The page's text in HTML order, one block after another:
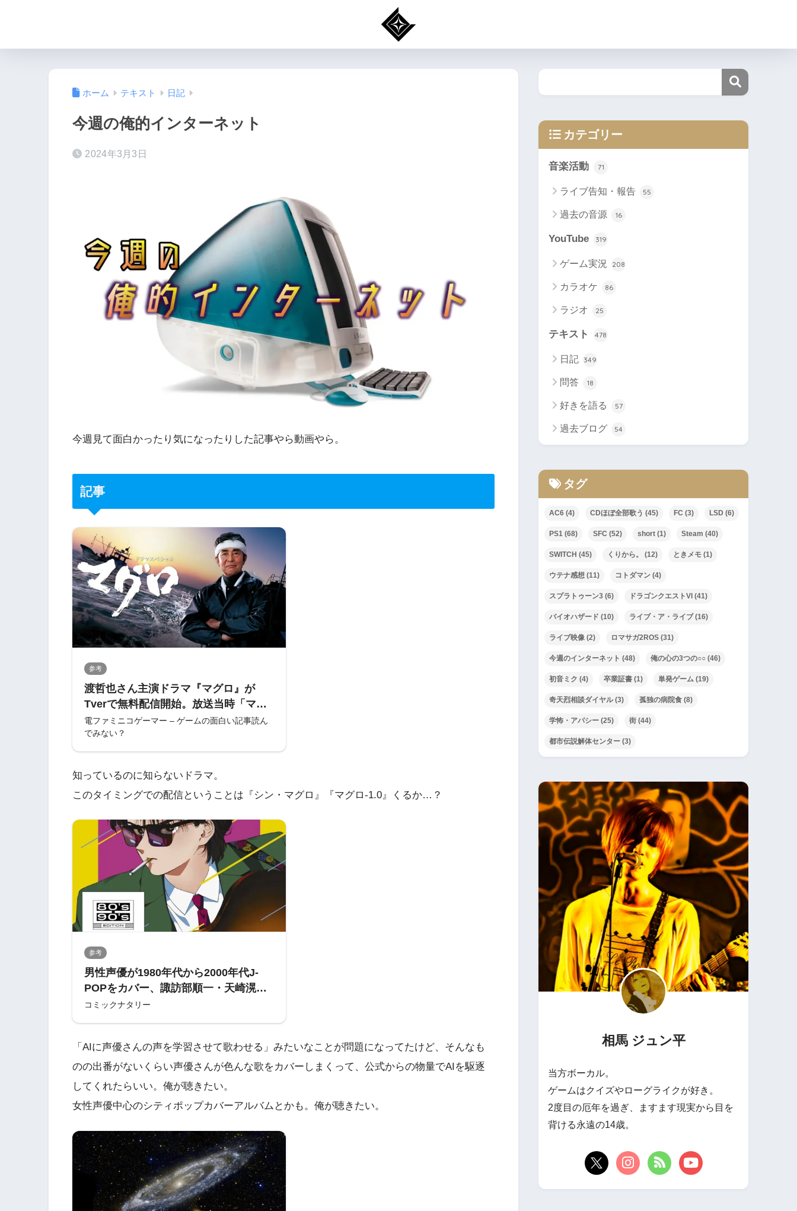
ホーム テキスト 日記
今週の俺的インターネット
2024年3月3日
今週見て面白かったり気になったりした記事やら動画やら。
記事
参考
渡哲也さん主演ドラマ『マグロ』が
Tverで無料配信開始。放送当時「マグ
ロ、ご期待ください」などのCMが話題
になった2007年の大作ドラマ。TVerで
4月7日まで無料配信しており、当時見
電ファミニコゲーマー – ゲームの面白い記事読ん
でみない？
知っているのに知らないドラマ。
このタイミングでの配信ということは『シン・マグロ』『マグロ-1.0』くるか…？
参考
男性声優が1980年代から2000年代J-
POPをカバー、諏訪部順一・天崎滉平
ら30人（動画あり / コメントあり）
コミックナタリー
「AIに声優さんの声を学習させて歌わせる」みたいなことが問題になってたけど、そんなも
のの出番がないくらい声優さんが色んな歌をカバーしまくって、公式からの物量でAIを駆逐
してくれたらいい。俺が聴きたい。
女性声優中心のシティポップカバーアルバムとかも。俺が聴きたい。
カテゴリー
音楽活動 71
ライブ告知・報告 55
過去の音源 16
YouTube 319
ゲーム実況 208
カラオケ 86
ラジオ 25
テキスト 478
日記 349
問答 18
好きを語る 57
過去ブログ 54
タグ
AC6 (4) CDほぼ全部歌う (45) FC (3) LSD (6)
PS1 (68) SFC (52) short (1) Steam (40)
SWITCH (45) くりから。 (12) ときメモ (1)
ウテナ感想 (11) コトダマン (4)
スプラトゥーン3 (6) ドラゴンクエストVI (41)
バイオハザード (10) ライブ・ア・ライブ(16)
ライブ映像 (2) ロマサガ2ROS (31)
今週のインターネット (48) 俺の心の3つの○○ (46)
初音ミク (4) 卒業証書 (1) 単発ゲーム (19)
奇天烈相談ダイヤル(3) 孤独の病院食 (8)
学怖・アパシー (25) 街 (44)
都市伝説解体センター (3)
相馬 ジュン平
当方ボーカル。
ゲームはクイズやローグライクが好き。
2度目の厄年を過ぎ、ますます現実から目を
背ける永遠の14歳。